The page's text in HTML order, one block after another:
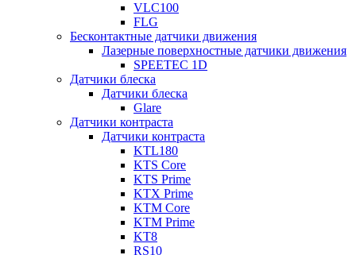
VLC100
FLG
Бесконтактные датчики движения
Лазерные поверхностные датчики движения
SPEETEC 1D
Датчики блеска
Датчики блеска
Glare
Датчики контраста
Датчики контраста
KTL180
KTS Core
KTS Prime
KTX Prime
KTM Core
KTM Prime
KT8
RS10